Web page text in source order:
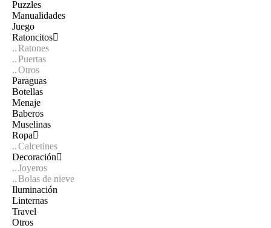
Puzzles
Manualidades
Juego
Ratoncitos
Ratones
Puertas
Otros
Paraguas
Botellas
Menaje
Baberos
Muselinas
Ropa
Calcetines
Decoración
Joyeros
Bolas de nieve
Iluminación
Linternas
Travel
Otros